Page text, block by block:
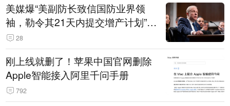
美媒爆“美副防长致信国防业界领
袖，勒令其21天内提交增产计划”，
五角大楼回应
28
刚上线就删了！苹果中国官网删除
Apple智能接入阿里千问手册
792